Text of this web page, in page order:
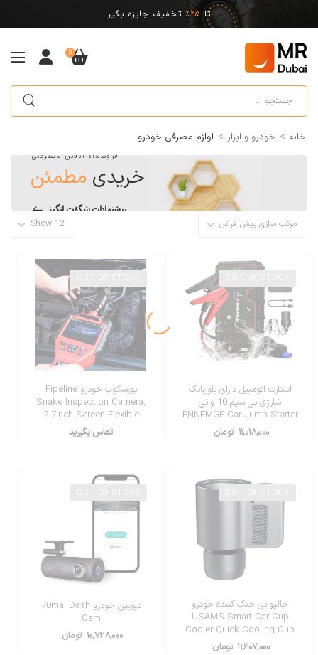
تا 25% تخفیف جایزه بگیر
0
خانه > خودرو و ابزار > لوازم مصرفی خودرو
فروشگاه آنلاین مستردبی
خریدی مطمئن
پیشنهادات شگفت انگیز
استارت اتومبیل دارای پاوربانک
شارژی بی سیم 10 واتی
FNNEMGE Car Jump Starter
2000A Peak 21800mAh 12V
۱۱,۰۱۸,۰۰۰ تومان
بورسکوپ خودرو Pipeline
Snake Inspection Camera,
2.7inch Screen Flexible
تماس بگیرید
جالیوانی خنک کننده خودرو
USAMS Smart Car Cup
Cooler Quick Cooling Cup
۱۱,۶۰۷,۰۰۰ تومان
دوربین خودرو 70mai Dash
Cam
۱۰,۷۲۸,۰۰۰ تومان